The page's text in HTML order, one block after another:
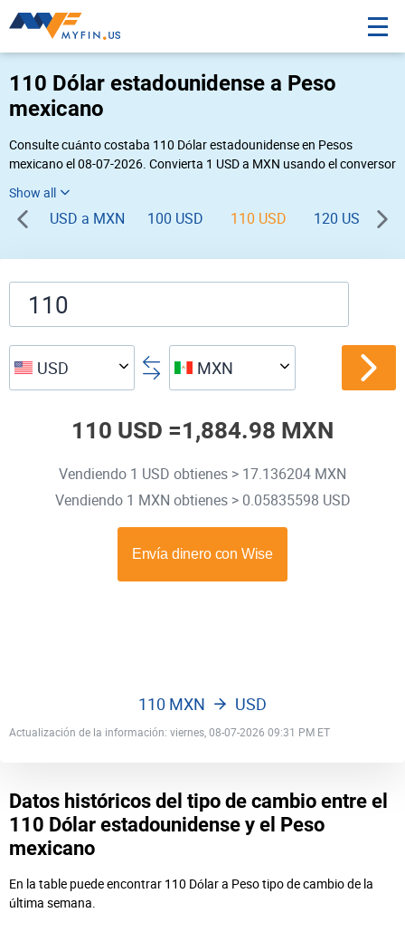
110 Dólar estadounidense a Peso
mexicano
Consulte cuánto costaba 110 Dólar estadounidense en Pesos
mexicano el 08-07-2026. Convierta 1 USD a MXN usando el conversor
vaya a «MXN USD
USD a MXN 100 USD 110 USD 120 USD
USD MXN
110 USD =1,884.98 MXN
Vendiendo 1 USD obtienes > 17.136204 MXN
Vendiendo 1 MXN obtienes > 0.05835598 USD
Actualización de la información: viernes, 08-07-2026 09:31 PM ET
110 MXN USD
Datos históricos del tipo de cambio entre el
110 Dólar estadounidense y el Peso
mexicano
En la table puede encontrar 110 Dólar a Peso tipo de cambio de la
última semana.